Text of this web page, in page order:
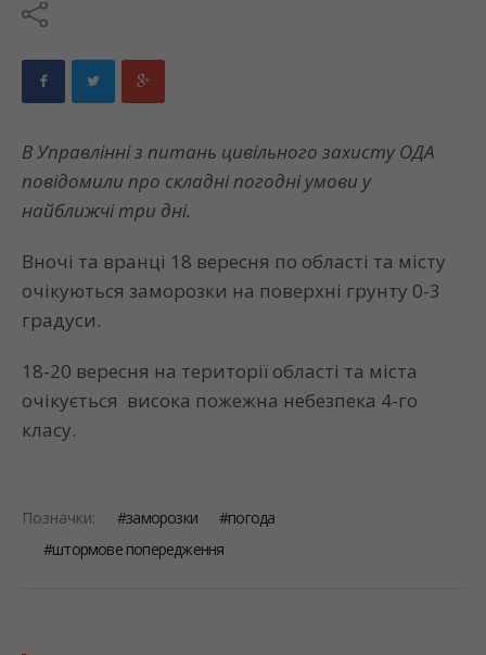
В Управлінні з питань цивільного захисту ОДА
повідомили про складні погодні умови у
найближчі три дні.
Вночі та вранці 18 вересня по області та місту
очікуються заморозки на поверхні грунту 0-3
градуси.
18-20 вересня на території області та міста
очікується висока пожежна небезпека 4-го
класу.
Позначки: заморозки
погода
штормове попередження